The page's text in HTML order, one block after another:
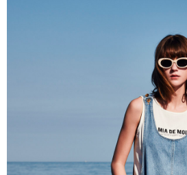
２．關於個人資料處理事宜，請瀏覽以下網址
３．未成年的使用者請事先徵得法定代理人或
「AFTEE先享後付」，若未經同意申辦者引起
４．使用「AFTEE先享後付」時，將依據個別
時審查核予不同之上限額度；若仍有額度不足
５．嚴禁一人註冊多個帳號或使用他人資訊註
恩沛科技股份有限公司將有權停止該用戶之使